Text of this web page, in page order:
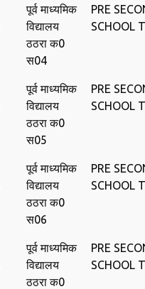
पूर्व माध्‍यमिक
विद्यालय
ठठरा क0
स04
PRE
SCHOOL
पूर्व माध्‍यमिक
विद्यालय
ठठरा क0
स05
PRE
SCHOOL
पूर्व माध्‍यमिक
विद्यालय
ठठरा क0
स06
PRE
SCHOOL
पूर्व माध्‍यमिक
विद्यालय
ठठरा क0
PRE
SCHOOL